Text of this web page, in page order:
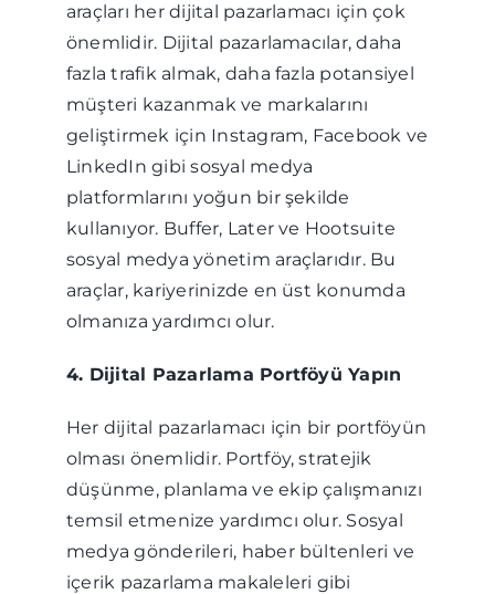
araçları her dijital pazarlamacı için çok
önemlidir. Dijital pazarlamacılar, daha
fazla trafik almak, daha fazla potansiyel
müşteri kazanmak ve markalarını
geliştirmek için Instagram, Facebook ve
LinkedIn gibi sosyal medya
platformlarını yoğun bir şekilde
kullanıyor. Buffer, Later ve Hootsuite
sosyal medya yönetim araçlarıdır. Bu
araçlar, kariyerinizde en üst konumda
olmanıza yardımcı olur.
4. Dijital Pazarlama Portföyü Yapın
Her dijital pazarlamacı için bir portföyün
olması önemlidir. Portföy, stratejik
düşünme, planlama ve ekip çalışmanızı
temsil etmenize yardımcı olur. Sosyal
medya gönderileri, haber bültenleri ve
içerik pazarlama makaleleri gibi